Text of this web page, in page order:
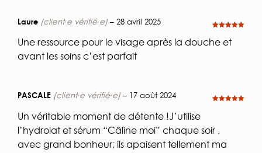
5
Laure (client·e vérifié·e) – 28 avril 2025
Une ressource pour le visage après la douche et
avant les soins c’est parfait
PASCALE (client·e vérifié·e) – 17 août 2024
Un véritable moment de détente !J’utilise
l’hydrolat et sérum “Câline moi” chaque soir ,
avec grand bonheur; ils apaisent tellement ma